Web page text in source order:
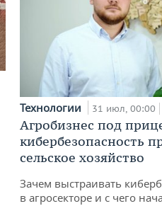
Технологии 31 июл, 00:00
Агробизнес под
кибербезопасность
сельское хозяйство
Зачем выстраивать
в агросекторе и с чего